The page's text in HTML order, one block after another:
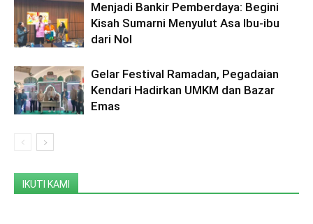
Menjadi Bankir Pemberdaya: Begini
Kisah Sumarni Menyulut Asa Ibu-ibu
dari Nol
Gelar Festival Ramadan, Pegadaian
Kendari Hadirkan UMKM dan Bazar
Emas
IKUTI KAMI